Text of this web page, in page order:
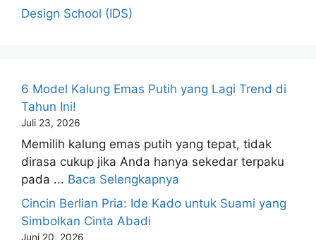
Design School (IDS)
6 Model Kalung Emas Putih yang Lagi Trend di
Tahun Ini!
Juli 23, 2026
Memilih kalung emas putih yang tepat, tidak
dirasa cukup jika Anda hanya sekedar terpaku
pada ... Baca Selengkapnya
Cincin Berlian Pria: Ide Kado untuk Suami yang
Simbolkan Cinta Abadi
Juni 20, 2026